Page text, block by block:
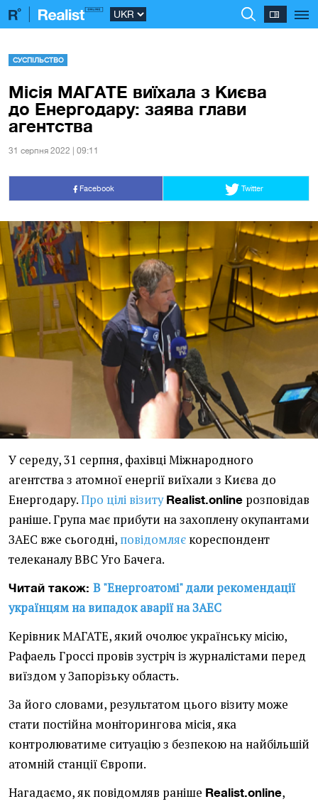
СУСПІЛЬСТВО
Місія МАГАТЕ виїхала з Києва
до Енергодару: заява глави
агентства
31 серпня 2022 | 09:11
Facebook Twitter
У середу, 31 серпня, фахівці Міжнародного
агентства з атомної енергії виїхали з Києва до
Енергодару.Про цілі візиту Realist.online розповідав
раніше. Група має прибути на захоплену окупантами
ЗАЕС вже сьогодні, повідомляє кореспондент
телеканалу BBC Уго Бачега.
Читай також: В "Енергоатомі" дали рекомендації
українцям на випадок аварії на ЗАЕС
Керівник МАГАТЕ, який очолює українську місію,
Рафаель Гроссі провів зустріч із журналістами перед
виїздом у Запорізьку область.
За його словами, результатом цього візиту може
стати постійна моніторингова місія, яка
контролюватиме ситуацію з безпекою на найбільшій
атомній станції Європи.
Нагадаємо, як повідомляв раніше Realist.online,